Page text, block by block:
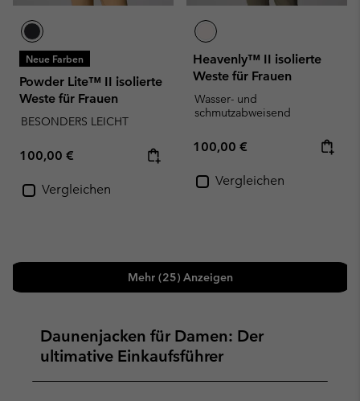
Neue Farben
Powder Lite™ II isolierte
Weste für Frauen
BESONDERS LEICHT
Regular price:
100,00 €
Vergleichen
Heavenly™ II isolierte
Weste für Frauen
Wasser- und
schmutzabweisend
Regular price:
100,00 €
Vergleichen
Mehr (25) Anzeigen
Daunenjacken für Damen: Der
ultimative Einkaufsführer